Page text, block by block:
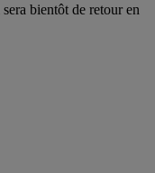
bientôt de retour en